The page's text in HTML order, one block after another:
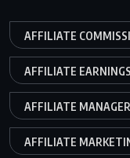
AFFILIATE
AFFILIATE EARNINGS
AFFILIATE MANAGER
AFFILIATE